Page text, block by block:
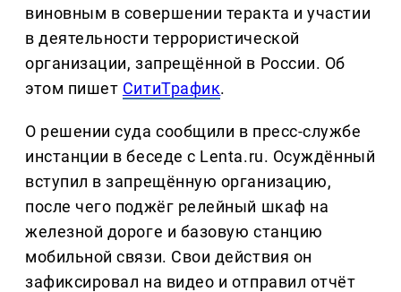
виновным в совершении теракта и участии
в деятельности террористической
организации, запрещённой в России. Об
этом пишет СитиТрафик.
О решении суда сообщили в пресс-службе
инстанции в беседе с Lenta.ru. Осуждённый
вступил в запрещённую организацию,
после чего поджёг релейный шкаф на
железной дороге и базовую станцию
мобильной связи. Свои действия он
зафиксировал на видео и отправил отчёт